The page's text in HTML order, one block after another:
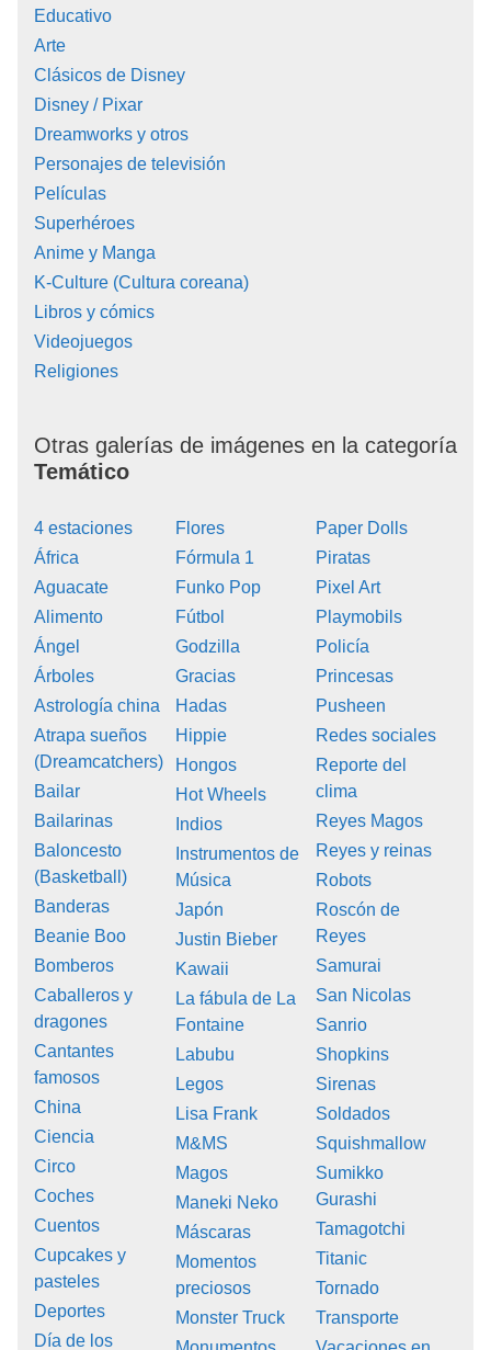
Educativo
Arte
Clásicos de Disney
Disney / Pixar
Dreamworks y otros
Personajes de televisión
Películas
Superhéroes
Anime y Manga
K-Culture (Cultura coreana)
Libros y cómics
Videojuegos
Religiones
Otras galerías de imágenes en la categoría
Temático
4 estaciones
África
Aguacate
Alimento
Ángel
Árboles
Astrología china
Atrapa sueños
(Dreamcatchers)
Bailar
Bailarinas
Baloncesto
(Basketball)
Banderas
Beanie Boo
Bomberos
Caballeros y
dragones
Cantantes
famosos
China
Ciencia
Circo
Coches
Cuentos
Cupcakes y
pasteles
Deportes
Día de los
Flores
Fórmula 1
Funko Pop
Fútbol
Godzilla
Gracias
Hadas
Hippie
Hongos
Hot Wheels
Indios
Instrumentos de
Música
Japón
Justin Bieber
Kawaii
La fábula de La
Fontaine
Labubu
Legos
Lisa Frank
M&MS
Magos
Maneki Neko
Máscaras
Momentos
preciosos
Monster Truck
Paper Dolls
Piratas
Pixel Art
Playmobils
Policía
Princesas
Pusheen
Redes sociales
Reporte del
clima
Reyes Magos
Reyes y reinas
Robots
Roscón de
Reyes
Samurai
San Nicolas
Sanrio
Shopkins
Sirenas
Soldados
Squishmallow
Sumikko
Gurashi
Tamagotchi
Titanic
Tornado
Transporte